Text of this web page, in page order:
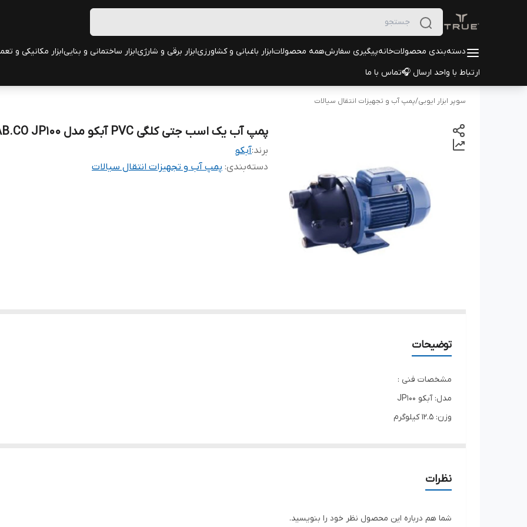
دسته‌بندی محصولاتخانهپیگیری سفارشهمه محصولاتابزار باغبانی و کشاورزیابزار برقی و شارژیابزار ساختمانی و بناییابزار مکانیکی و
ارتباط با واحد ارسال 🎧تماس با ما
سوپر ابزار ایوبی/پمپ آب و تجهیزات انتقال سیالات
پمپ آب یک اسب جتی کلگی PVC آبکو مدل AB.CO JP100
برند:آبکو
دسته‌بندی: پمپ آب و تجهیزات انتقال سیالات
توضیحات
مشخصات فنی :
مدل: آبکو JP100
وزن: 12.5 کیلوگرم
جنس بدنه پمپ: پلاستیک
جنس پروانه: پلاستیک
نظرات
شما هم درباره این محصول نظر خود را بنویسید.